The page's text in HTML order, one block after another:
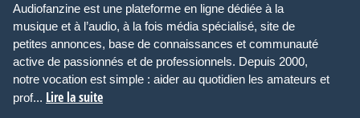
Audiofanzine est une plateforme en ligne dédiée à la
musique et à l’audio, à la fois média spécialisé, site de
petites annonces, base de connaissances et communauté
active de passionnés et de professionnels. Depuis 2000,
notre vocation est simple : aider au quotidien les amateurs et
prof... Lire la suite